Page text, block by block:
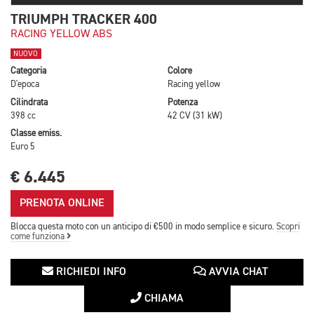
TRIUMPH TRACKER 400
RACING YELLOW ABS
NUOVO
Categoria
D'epoca
Colore
Racing yellow
Cilindrata
398 cc
Potenza
42 CV (31 kW)
Classe emiss.
Euro 5
€ 6.445
PRENOTA ONLINE
Blocca questa moto con un anticipo di €500 in modo semplice e sicuro. Scopri
come funziona
RICHIEDI INFO AVVIA CHAT
CHIAMA